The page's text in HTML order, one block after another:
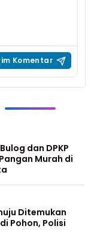
dan DPKP
Murah di
Ditemukan
Pohon, Polisi